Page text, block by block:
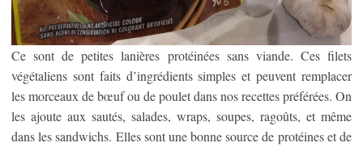
Ce sont de petites lanières protéinées sans viande. Ces filets
végétaliens sont faits d’ingrédients simples et peuvent remplacer
les morceaux de bœuf ou de poulet dans nos recettes préférées. On
les ajoute aux sautés, salades, wraps, soupes, ragoûts, et même
dans les sandwichs. Elles sont une bonne source de protéines et de